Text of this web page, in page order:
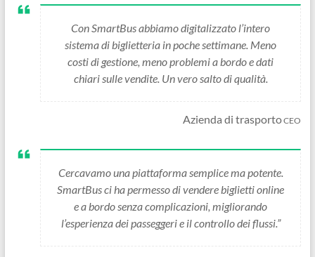
Con SmartBus abbiamo digitalizzato l’intero
sistema di biglietteria in poche settimane. Meno
costi di gestione, meno problemi a bordo e dati
chiari sulle vendite. Un vero salto di qualità.
Azienda di trasportoCEO
Cercavamo una piattaforma semplice ma potente.
SmartBus ci ha permesso di vendere biglietti online
e a bordo senza complicazioni, migliorando
l’esperienza dei passeggeri e il controllo dei flussi.”